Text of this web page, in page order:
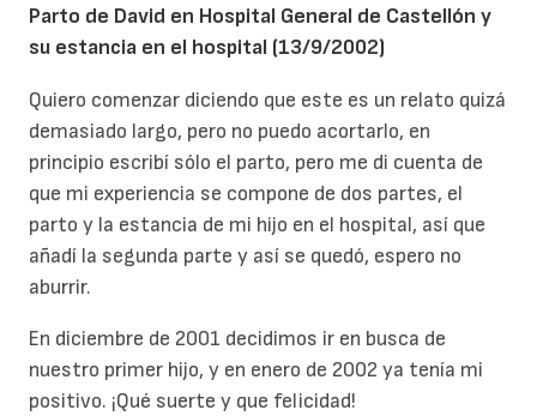
Parto de David en Hospital General de Castellón y
su estancia en el hospital (13/9/2002)
Quiero comenzar diciendo que este es un relato quizá
demasiado largo, pero no puedo acortarlo, en
principio escribí sólo el parto, pero me di cuenta de
que mi experiencia se compone de dos partes, el
parto y la estancia de mi hijo en el hospital, así que
añadí la segunda parte y así se quedó, espero no
aburrir.
En diciembre de 2001 decidimos ir en busca de
nuestro primer hijo, y en enero de 2002 ya tenía mi
positivo. ¡Qué suerte y que felicidad!